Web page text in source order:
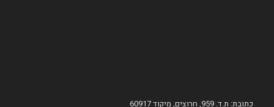
כתובת: ת.ד. 959, חרוצים, מיקוד 60917